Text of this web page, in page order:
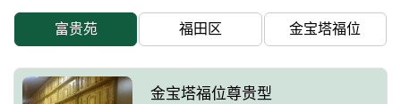
富贵苑 福田区 金宝塔福位
金宝塔福位尊贵型